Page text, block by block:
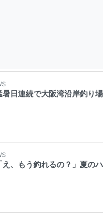
暑日連続で大阪湾沿岸釣り
え、もう釣れるの？」夏の